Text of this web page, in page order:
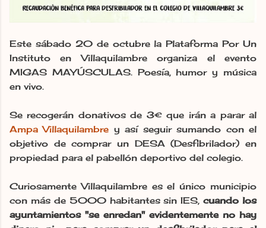
Este sábado 20 de octubre la Plataforma Por Un
Instituto en Villaquilambre organiza el evento
MIGAS MAYÚSCULAS. Poesía, humor y música
en vivo.
Se recogerán donativos de 3€ que irán a parar al
Ampa Villaquilambre y así seguir sumando con el
objetivo de comprar un DESA (Desfibrilador) en
propiedad para el pabellón deportivo del colegio.
Curiosamente Villaquilambre es el único municipio
con más de 5000 habitantes sin IES,cuando los
ayuntamientos "se enredan" evidentemente no hay